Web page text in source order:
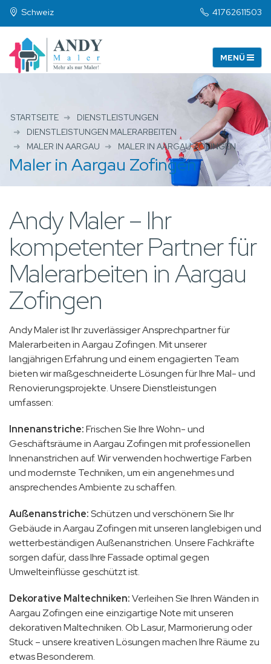
Schweiz 41762611503
STARTSEITE
DIENSTLEISTUNGEN
DIENSTLEISTUNGEN MALERARBEITEN
MALER IN AARGAU
MALER IN AARGAU ZOFINGEN
Maler in Aargau Zofingen
Andy Maler – Ihr
kompetenter Partner für
Malerarbeiten in Aargau
Zofingen
Andy Maler ist Ihr zuverlässiger Ansprechpartner für
Malerarbeiten in Aargau Zofingen. Mit unserer
langjährigen Erfahrung und einem engagierten Team
bieten wir maßgeschneiderte Lösungen für Ihre Mal- und
Renovierungsprojekte. Unsere Dienstleistungen
umfassen:
Innenanstriche:Frischen Sie Ihre Wohn- und
Geschäftsräume in Aargau Zofingen mit professionellen
Innenanstrichen auf. Wir verwenden hochwertige Farben
und modernste Techniken, um ein angenehmes und
ansprechendes Ambiente zu schaffen.
Außenanstriche:Schützen und verschönern Sie Ihr
Gebäude in Aargau Zofingen mit unseren langlebigen und
wetterbeständigen Außenanstrichen. Unsere Fachkräfte
sorgen dafür, dass Ihre Fassade optimal gegen
Umwelteinflüsse geschützt ist.
Dekorative Maltechniken:Verleihen Sie Ihren Wänden in
Aargau Zofingen eine einzigartige Note mit unseren
dekorativen Maltechniken. Ob Lasur, Marmorierung oder
Stuck – unsere kreativen Lösungen machen Ihre Räume zu
etwas Besonderem.